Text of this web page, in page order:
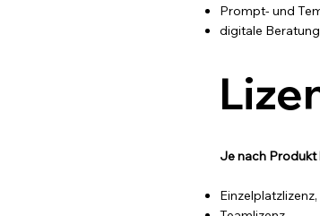
Prompt- und
digitale
Je nach Produkt
Einzelplatzlizenz,